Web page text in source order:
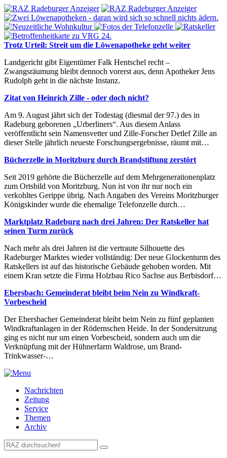
Trotz Urteil: Streit um die Löwenapotheke geht weiter
Landgericht gibt Eigentümer Falk Hentschel recht –
Zwangsräumung bleibt dennoch vorerst aus, denn Apotheker Jens
Rudolph geht in die nächste Instanz.
Zitat von Heinrich Zille - oder doch nicht?
Am 9. August jährt sich der Todestag (diesmal der 97.) des in
Radeburg geborenen „Urberliners“. Aus diesem Anlass
veröffentlicht sein Namensvetter und Zille-Forscher Detlef Zille an
dieser Stelle jährlich neueste Forschungsergebnisse, räumt mit…
Bücherzelle in Moritzburg durch Brandstiftung zerstört
Seit 2019 gehörte die Bücherzelle auf dem Mehrgenerationenplatz
zum Ortsbild von Moritzburg. Nun ist von ihr nur noch ein
verkohltes Gerippe übrig. Nach Angaben des Vereins Moritzburger
Königskinder wurde die ehemalige Telefonzelle durch…
Marktplatz Radeburg nach drei Jahren: Der Ratskeller hat
seinen Turm zurück
Nach mehr als drei Jahren ist die vertraute Silhouette des
Radeburger Marktes wieder vollständig: Der neue Glockenturm des
Ratskellers ist auf das historische Gebäude gehoben worden. Mit
einem Kran setzte die Firma Holzbau Rico Sachse aus Berbisdorf…
Ebersbach: Gemeinderat bleibt beim Nein zu Windkraft-
Vorbescheid
Der Ebersbacher Gemeinderat bleibt beim Nein zu fünf geplanten
Windkraftanlagen in der Rödernschen Heide. In der Sondersitzung
ging es nicht nur um einen Vorbescheid, sondern auch um die
Verknüpfung mit der Hühnerfarm Waldrose, um Brand-
Trinkwasser-…
Nachrichten
Zeitung
Service
Themen
Archiv